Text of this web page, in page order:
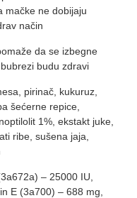
mačke ne dobijaju
način
da se izbegne
budu zdravi
pirinač, kukuruz,
šećerne repice,
1%, ekstakt juke,
ribe, sušena jaja,
– 25000 IU,
E (3a700) – 688 mg,